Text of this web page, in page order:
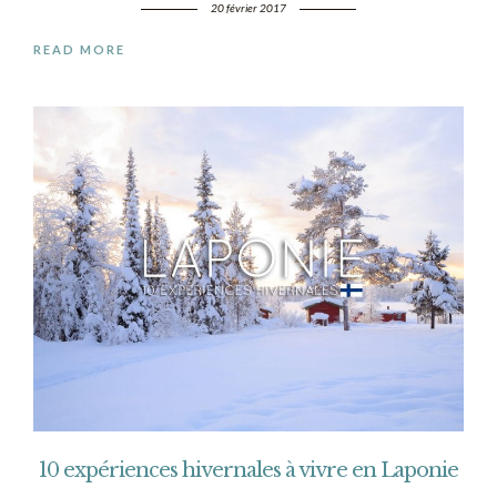
20 février 2017
READ MORE
10 expériences hivernales à vivre en Laponie